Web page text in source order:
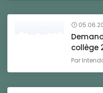
collège
Par